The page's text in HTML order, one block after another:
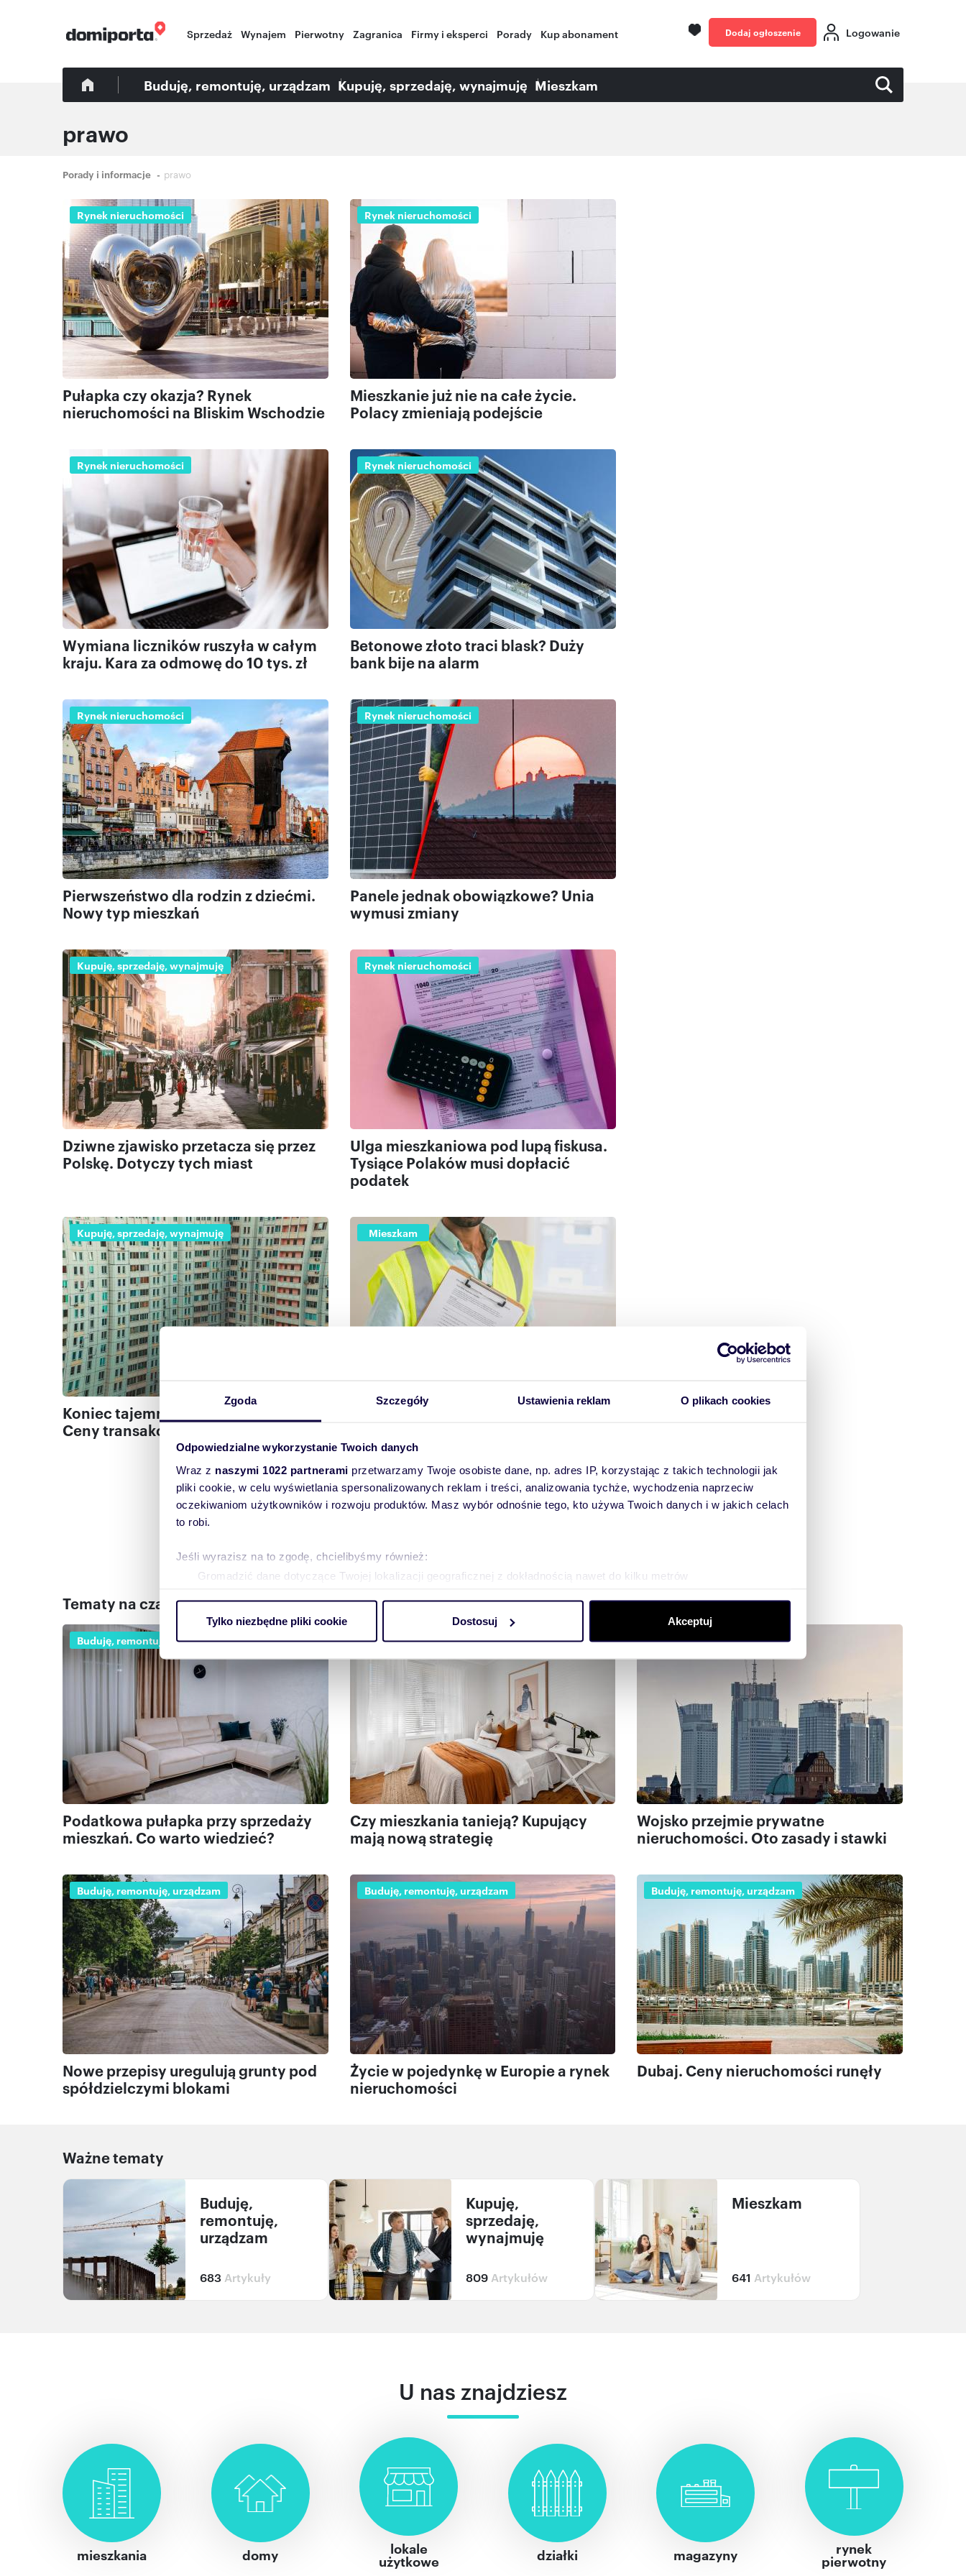
Zgoda Szczegóły Ustawienia reklam O plikach cookies
Odpowiedzialne wykorzystanie Twoich danych
Wraz z naszymi 1022 partnerami przetwarzamy Twoje osobiste dane, np. adres IP, korzystając z takich technologii jak
pliki cookie, w celu wyświetlania spersonalizowanych reklam i treści, analizowania tychże, wychodzenia naprzeciw
oczekiwaniom użytkowników i rozwoju produktów. Masz wybór odnośnie tego, kto używa Twoich danych i w jakich celach
to robi.
Jeśli wyrazisz na to zgodę, chcielibyśmy również:
Gromadzić dane dotyczące Twojej lokalizacji geograficznej z dokładnością nawet do kilku metrów
Dowiedz się więcej odnośnie tego, jak Twoje osobiste dane są przetwarzane oraz ustaw własne preferencje w
Wykorzystujemy pliki cookie do spersonalizowania treści i reklam, aby oferować funkcje społecznościowe i analizować
ruch w naszej witrynie. Informacje o tym, jak korzystasz z naszej witryny, udostępniamy partnerom społecznościowym,
reklamowym i analitycznym. Partnerzy mogą połączyć te informacje z innymi danymi otrzymanymi od Ciebie lub
uzyskanymi podczas korzystania z ich usług.
Tylko niezbędne pliki cookie Dostosuj Akceptuj
Sprzedaż Wynajem Pierwotny Zagranica Firmy i eksperci Porady Kup abonament Dodaj ogłoszenie Logowanie
Buduję, remontuję, urządzam Kupuję, sprzedaję, wynajmuję Mieszkam
prawo
Ścieżka
Porady i informacje prawo
Rynek nieruchomości
Pułapka czy okazja? Rynek
nieruchomości na Bliskim Wschodzie
Rynek nieruchomości
Mieszkanie już nie na całe życie.
Polacy zmieniają podejście
Rynek nieruchomości
Wymiana liczników ruszyła w całym
kraju. Kara za odmowę do 10 tys. zł
Rynek nieruchomości
Betonowe złoto traci blask? Duży
bank bije na alarm
Rynek nieruchomości
Pierwszeństwo dla rodzin z dziećmi.
Nowy typ mieszkań
Rynek nieruchomości
Panele jednak obowiązkowe? Unia
wymusi zmiany
Kupuję, sprzedaję, wynajmuję
Dziwne zjawisko przetacza się przez
Polskę. Dotyczy tych miast
Rynek nieruchomości
Ulga mieszkaniowa pod lupą fiskusa.
Tysiące Polaków musi dopłacić
podatek
Kupuję, sprzedaję, wynajmuję
Koniec tajemnic na rynku mieszkań.
Ceny transakcyjne trafiły do sieci
Mieszkam
Kontrole w domach Polaków.
Za co?
strona
strona
strona
Tematy na czasie
Buduję, remontuję, urządzam
Podatkowa pułapka przy sprzedaży
mieszkań. Co warto wiedzieć?
Buduję, remontuję, urządzam
Czy mieszkania tanieją? Kupujący
mają nową strategię
Buduję, remontuję, urządzam
Wojsko przejmie prywatne
nieruchomości. Oto zasady i stawki
Buduję, remontuję, urządzam
Nowe przepisy uregulują grunty pod
spółdzielczymi blokami
Buduję, remontuję, urządzam
Życie w pojedynkę w Europie a rynek
nieruchomości
Buduję, remontuję, urządzam
Dubaj. Ceny nieruchomości runęły
Ważne tematy
Buduję,
remontuję,
urządzam
683 Artykuły
Kupuję,
sprzedaję,
wynajmuję
809 Artykułów
Mieszkam
641 Artykułów
U nas znajdziesz
mieszkania domy lokale
użytkowe działki magazyny rynek
pierwotny